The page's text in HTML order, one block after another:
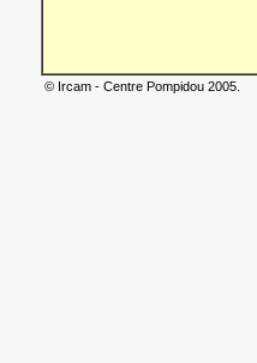
© Ircam - Centre Pompidou 2005.